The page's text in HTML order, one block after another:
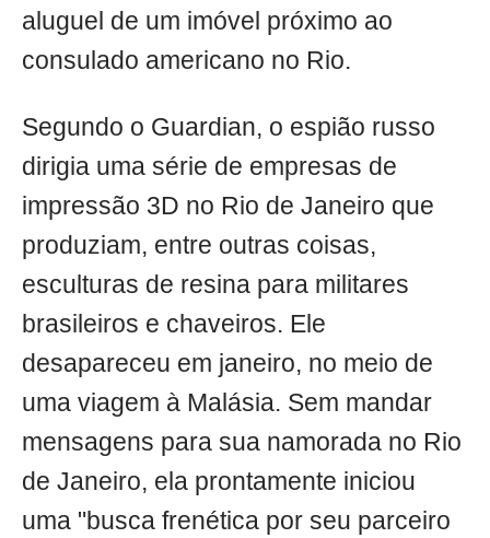
aluguel de um imóvel próximo ao
consulado americano no Rio.
Segundo o Guardian, o espião russo
dirigia uma série de empresas de
impressão 3D no Rio de Janeiro que
produziam, entre outras coisas,
esculturas de resina para militares
brasileiros e chaveiros. Ele
desapareceu em janeiro, no meio de
uma viagem à Malásia. Sem mandar
mensagens para sua namorada no Rio
de Janeiro, ela prontamente iniciou
uma "busca frenética por seu parceiro